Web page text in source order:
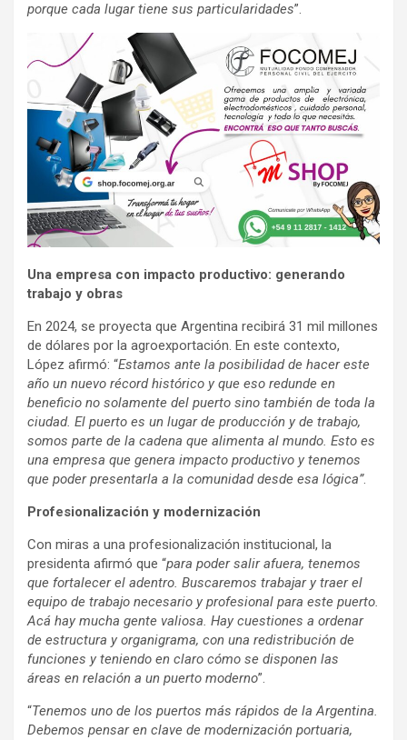
porque cada lugar tiene sus particularidades”.
Una empresa con impacto productivo: generando
trabajo y obras
En 2024, se proyecta que Argentina recibirá 31 mil millones
de dólares por la agroexportación. En este contexto,
López afirmó: “Estamos ante la posibilidad de hacer este
año un nuevo récord histórico y que eso redunde en
beneficio no solamente del puerto sino también de toda la
ciudad. El puerto es un lugar de producción y de trabajo,
somos parte de la cadena que alimenta al mundo. Esto es
una empresa que genera impacto productivo y tenemos
que poder presentarla a la comunidad desde esa lógica”.
Profesionalización y modernización
Con miras a una profesionalización institucional, la
presidenta afirmó que “para poder salir afuera, tenemos
que fortalecer el adentro. Buscaremos trabajar y traer el
equipo de trabajo necesario y profesional para este puerto.
Acá hay mucha gente valiosa. Hay cuestiones a ordenar
de estructura y organigrama, con una redistribución de
funciones y teniendo en claro cómo se disponen las
áreas en relación a un puerto moderno”.
“Tenemos uno de los puertos más rápidos de la Argentina.
Debemos pensar en clave de modernización portuaria,